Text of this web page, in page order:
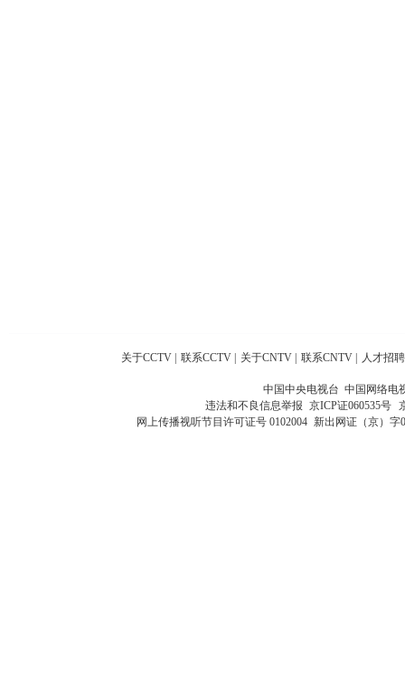
关于CCTV 联系CCTV 关于CNTV 联系CNTV 人才招聘
中国中央电视台 中国网络电
违法和不良信息举报 京ICP证060535号
网上传播视听节目许可证号 0102004 新出网证（京）